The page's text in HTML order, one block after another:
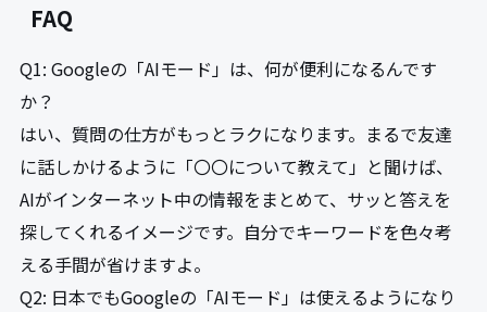
FAQ
Q1: Googleの「AIモード」は、何が便利になるんです
か？
はい、質問の仕方がもっとラクになります。まるで友達
に話しかけるように「〇〇について教えて」と聞けば、
AIがインターネット中の情報をまとめて、サッと答えを
探してくれるイメージです。自分でキーワードを色々考
える手間が省けますよ。
Q2: 日本でもGoogleの「AIモード」は使えるようになり